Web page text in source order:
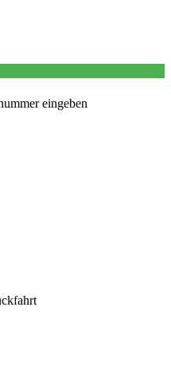
eingeben